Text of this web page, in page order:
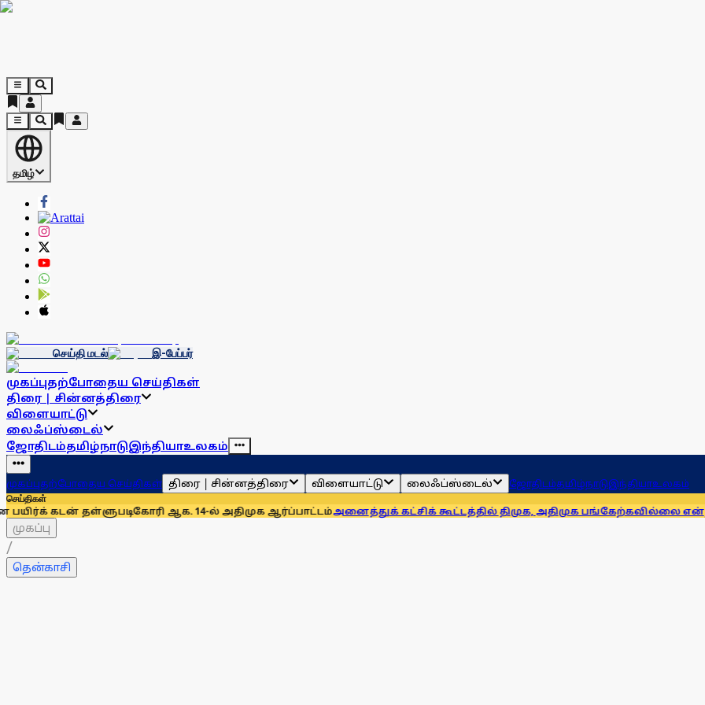
தமிழ்
செய்தி மடல் இ-பேப்பர்
முகப்புதற்போதைய செய்திகள்
திரை | சின்னத்திரை
விளையாட்டு
லைஃப்ஸ்டைல்
ஜோதிடம்தமிழ்நாடுஇந்தியாஉலகம்
முகப்புதற்போதைய செய்திகள் திரை | சின்னத்திரை விளையாட்டு லைஃப்ஸ்டைல் ஜோதிடம்தமிழ்நாடுஇந்தியாஉலகம்
செய்திகள்
தள்ளுபடிகோரி ஆக. 14-ல் அதிமுக ஆர்ப்பாட்டம்அனைத்துக் கட்சிக் கூட்டத்தில் திமுக, அதிமுக பங்கேற்கவில்லை என்றாலும்
முகப்பு
/
தென்காசி